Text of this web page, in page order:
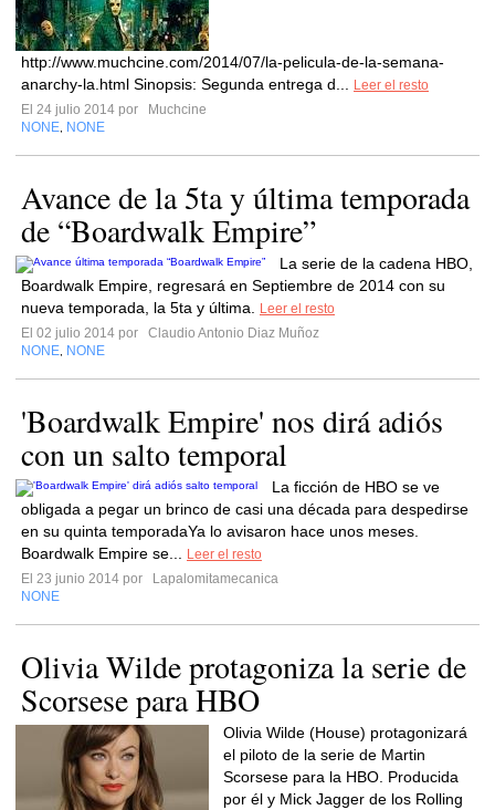
http://www.muchcine.com/2014/07/la-pelicula-de-la-semana-
anarchy-la.html Sinopsis: Segunda entrega d...
Leer el resto
El 24 julio 2014 por
Muchcine
NONE NONE
Avance de la 5ta y última temporada
de “Boardwalk Empire”
La serie de la cadena HBO,
Boardwalk Empire, regresará en Septiembre de 2014 con su
nueva temporada, la 5ta y última.
Leer el resto
El 02 julio 2014 por
Claudio Antonio Diaz Muñoz
NONE NONE
'Boardwalk Empire' nos dirá adiós
con un salto temporal
La ficción de HBO se ve
obligada a pegar un brinco de casi una década para despedirse
en su quinta temporadaYa lo avisaron hace unos meses.
Boardwalk Empire se...
Leer el resto
El 23 junio 2014 por
Lapalomitamecanica
NONE
Olivia Wilde protagoniza la serie de
Scorsese para HBO
Olivia Wilde (House) protagonizará
el piloto de la serie de Martin
Scorsese para la HBO. Producida
por él y Mick Jagger de los Rolling